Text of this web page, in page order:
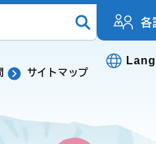
各
サイトマップ